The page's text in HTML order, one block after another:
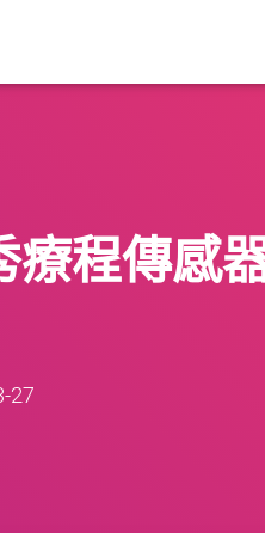
療程傳感
27